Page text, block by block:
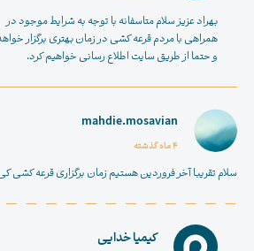
بهراد عزیز سلام متاسفانه با توجه به شرایط موجود در
همراهی با مردم قرعه کشی در زمان بهتری برگزار
و حتما از طریق سایت اطلاع رسانی خواهیم کرد.
mahdie.mosavian
4 ماه گذشته
سلام تقریبا آخر فروردین هستیم زمان برگزاری قرعه کشی
کیمیا خدایی